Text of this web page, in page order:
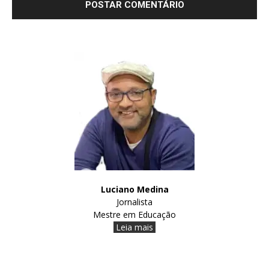
Luciano Medina
Jornalista
Mestre em Educação
Leia mais